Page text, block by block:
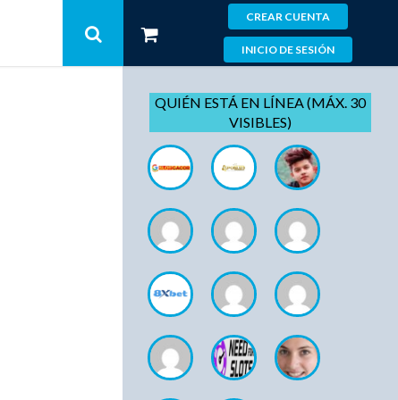
CREAR CUENTA
INICIO DE SESIÓN
QUIÉN ESTÁ EN LÍNEA (MÁX. 30
VISIBLES)